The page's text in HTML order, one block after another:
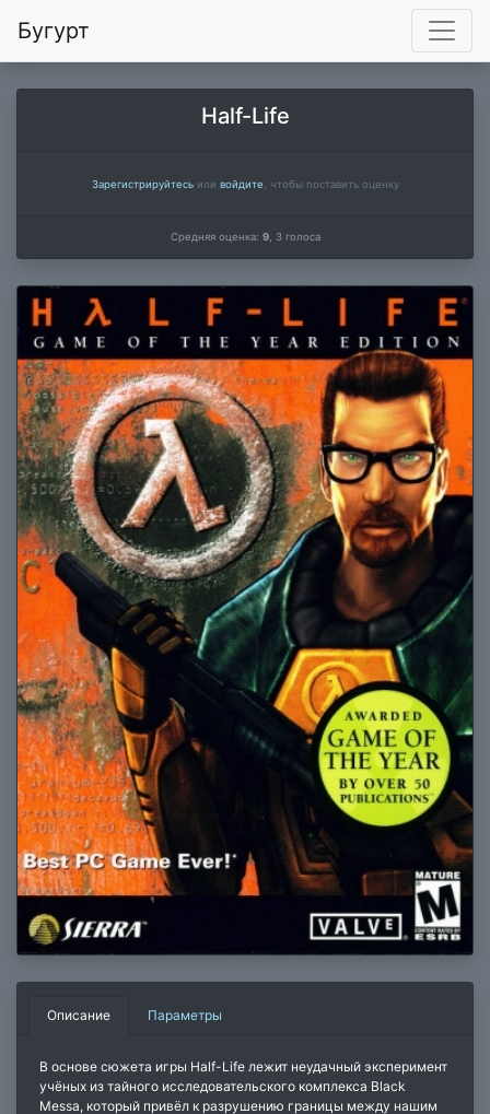
Бугурт
Half-Life
Зарегистрируйтесьили войдите , чтобы поставить оценку
Средняя оценка: 9, 3голоса
Описание Параметры
В основе сюжета игры Half-Life лежит неудачный эксперимент
учёных из тайного исследовательского комплекса Black
Messa, который привёл к разрушению границы между нашим